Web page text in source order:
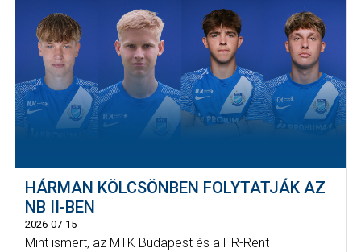
HÁRMAN KÖLCSÖNBEN FOLYTATJÁK AZ
NB II-BEN
2026-07-15
Mint ismert, az MTK Budapest és a HR-Rent